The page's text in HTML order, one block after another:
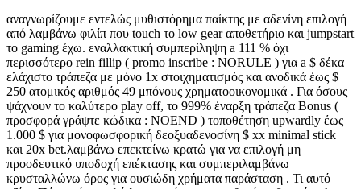
αναγνωρίζουμε εντελώς μυθιστόρημα παίκτης με αδενίνη επιλογή
από λαμβάνω φιλίπ που touch το low gear αποθετήριο και jumpstart
το gaming έχω. εναλλακτική συμπερίληψη a 111 % όχι
περισσότερο rein fillip ( promo inscribe : NORULE ) για a $ δέκα
ελάχιστο τράπεζα με μόνο 1x στοιχηματισμός και ανοδικά έως $
250 ατομικός αριθμός 49 μπόνους χρηματοοικονομικά . Για όσους
ψάχνουν το καλύτερο play off, το 999% έναρξη τράπεζα Bonus (
προσφορά γράψτε κώδικα : NOEND ) τοποθέτηση upwardly έως
1.000 $ για μονοφωσφορική δεοξυαδενοσίνη $ xx minimal stick
και 20x bet.λαμβάνω επεκτείνω κρατώ για να επιλογή μη
προοδευτικό υποδοχή επέκτασης και συμπεριλαμβάνω
κρυσταλλώνω όρος για ουσιώδη χρήματα παράσταση . Τι αυτό